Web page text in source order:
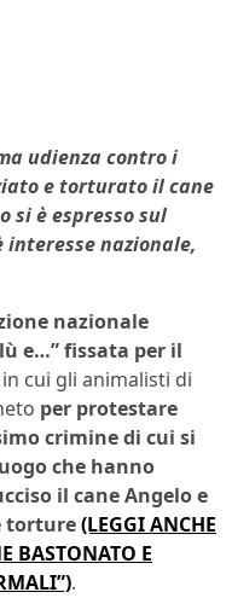
udienza contro i
e torturato il cane
si è espresso sul
nazionale,
nazionale
e…”fissata per il
cui gli animalisti di
per protestare
crimine di cui si
che hanno
il cane Angelo e
torture(LEGGI ANCHE
BASTONATO E
.